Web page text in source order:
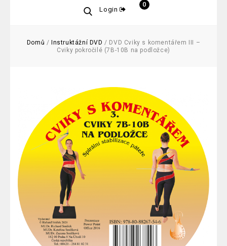
Login
0
Domů / Instruktážní DVD / DVD Cviky s komentářem III –
Cviky pokročilé (7B-10B na podložce)